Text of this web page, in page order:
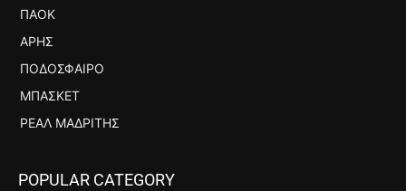
ΠΑΟΚ
ΆΡΗΣ
ΠΟΔΌΣΦΑΙΡΟ
ΜΠΆΣΚΕΤ
ΡΕΆΛ ΜΑΔΡΊΤΗΣ
POPULAR CATEGORY